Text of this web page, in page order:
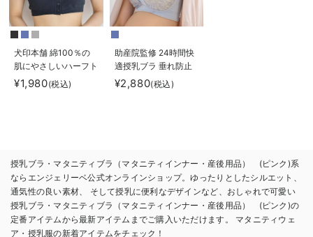
犬印本舗 綿100％の
肌にやさしいハーフト
ップ ｜ マタニティ・
授乳ブラ
¥1,980(税込)
助産院監修 24時間快
適授乳ブラ 垂れ防止
｜ マタニティ・授乳
ブラ
¥2,880(税込)
授乳ブラ・マタニティブラ（マタニティインナー・産後用品） (ピンク)系
ならエンジェリーベ公式オンラインショップ。ゆったりとしたシルエット、
通気性の良い素材、 そして授乳に便利なデザインなど、おしゃれで可愛い
授乳ブラ・マタニティブラ（マタニティインナー・産後用品） (ピンク)の
定番アイテムから最新アイテムまでご購入いただけます。 マタニティウェ
ア・授乳服の新着アイテムをチェック！